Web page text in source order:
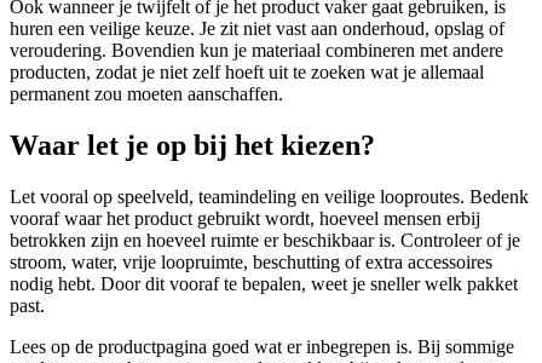
Ook wanneer je twijfelt of je het product vaker gaat gebruiken, is
huren een veilige keuze. Je zit niet vast aan onderhoud, opslag of
veroudering. Bovendien kun je materiaal combineren met andere
producten, zodat je niet zelf hoeft uit te zoeken wat je allemaal
permanent zou moeten aanschaffen.
Waar let je op bij het kiezen?
Let vooral op speelveld, teamindeling en veilige looproutes. Bedenk
vooraf waar het product gebruikt wordt, hoeveel mensen erbij
betrokken zijn en hoeveel ruimte er beschikbaar is. Controleer of je
stroom, water, vrije loopruimte, beschutting of extra accessoires
nodig hebt. Door dit vooraf te bepalen, weet je sneller welk pakket
past.
Lees op de productpagina goed wat er inbegrepen is. Bij sommige